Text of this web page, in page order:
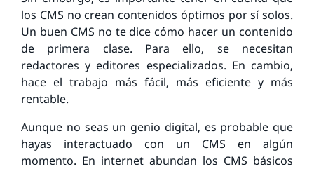
los CMS no crean contenidos óptimos por sí solos.
Un buen CMS no te dice cómo hacer un contenido
de primera clase. Para ello, se necesitan
redactores y editores especializados. En cambio,
hace el trabajo más fácil, más eficiente y más
rentable.
Aunque no seas un genio digital, es probable que
hayas interactuado con un CMS en algún
momento. En internet abundan los CMS básicos